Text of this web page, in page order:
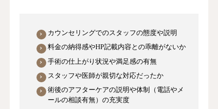
カウンセリングでのスタッフの態度や説明
料金の納得感やHP記載内容との乖離がないか
手術の仕上がり状況や満足感の有無
スタッフや医師が親切な対応だったか
術後のアフターケアの説明や体制（電話やメ
ールの相談有無）の充実度